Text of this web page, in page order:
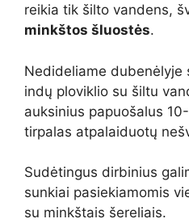
reikia tik šilto vandens,
minkštos šluostės.
Nedideliame dubenėlyje
indų ploviklio su šiltu
auksinius papuošalus
tirpalas atpalaiduotų
Sudėtingus dirbinius
sunkiai pasiekiamomis
su minkštais šereliais.